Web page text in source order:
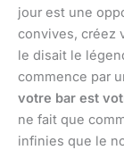
jour est une
convives, créez
le disait le
commence par
votre bar est
ne fait que
infinies que le